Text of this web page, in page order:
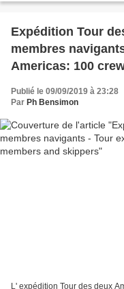
Expédition Tour
membres
Americas: 100
Publié le 09/09/2019 à 23:28
Par Ph Bensimon
L' expédition Tour des deux